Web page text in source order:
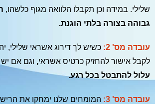
שלילי. במידה וכן תקבלו הלוואה מגוף כלשהו,
גבוהה בצורה בלתי הוגנת.
עובדה מס' 2:
כשיש לך דירוג אשראי שלילי,
לקבל אישור להחזיק כרטיס אשראי, וגם אם
עלול להתבטל בכל רגע.
עובדה מס' 3:
המומחים שלנו ימחקו את